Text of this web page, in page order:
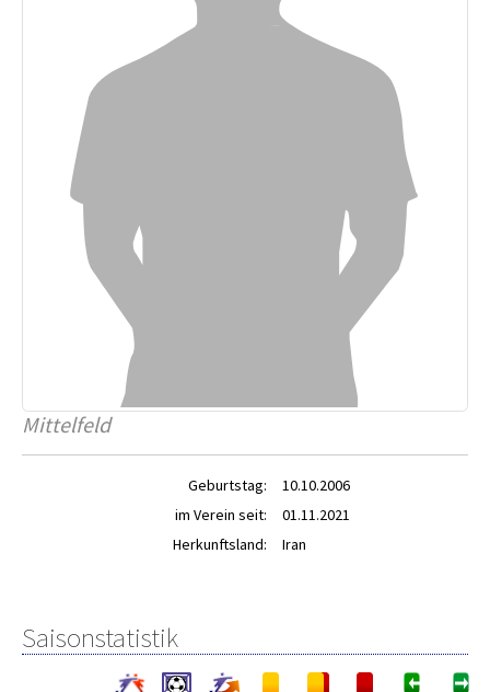
Mittelfeld
Geburtstag:
10.10.2006
im Verein seit:
01.11.2021
Herkunftsland:
Iran
Saisonstatistik